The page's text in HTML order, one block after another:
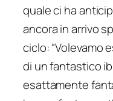
quale ci ha
ancora in arrivo
ciclo: “Volevamo
di un fantastico
esattamente